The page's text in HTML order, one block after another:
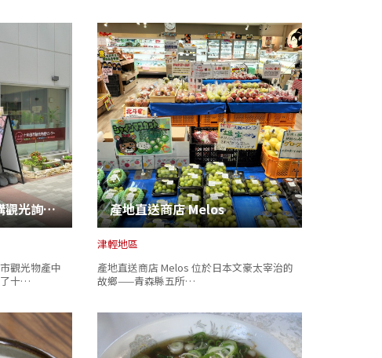
十和田奧入瀨觀光機構觀光詢問處
觀光物產中
了十…
產地直送商店 Melos
津輕地區
產地直送商店 Melos 位於日本文豪太宰治的
故鄉——青森縣五所…